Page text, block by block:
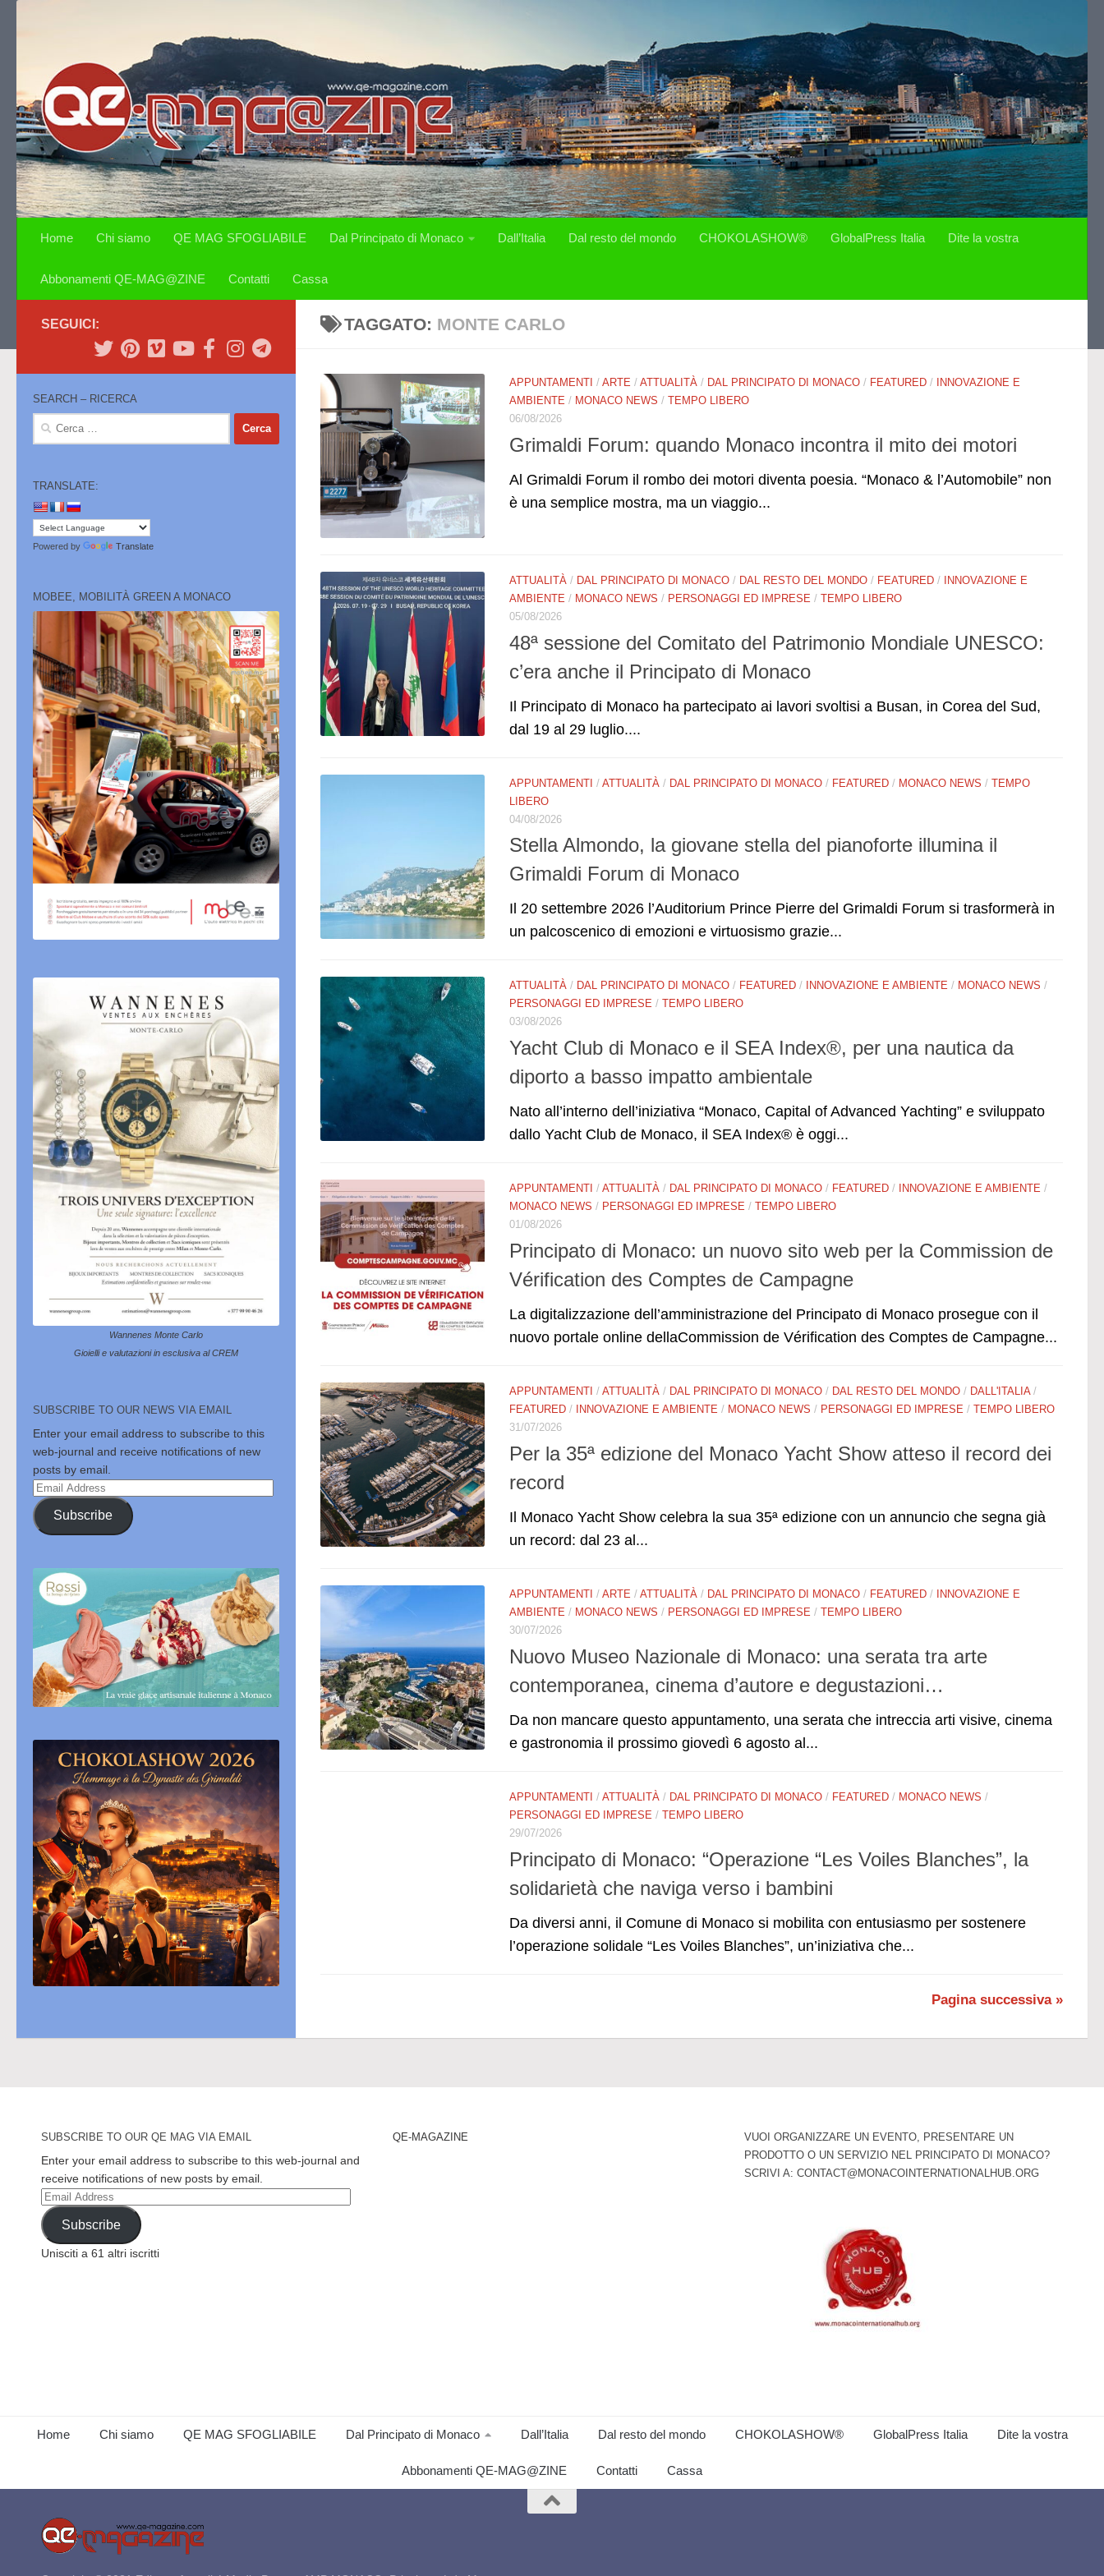
Home Chi siamo QE MAG SFOGLIABILE Dal Principato di Monaco Dall’Italia Dal resto del mondo CHOKOLASHOW® GlobalPress Italia Dite la vostra
Abbonamenti QE-MAG@ZINE Contatti Cassa
TAGGATO: MONTE CARLO
APPUNTAMENTI / ARTE / ATTUALITÀ / DAL PRINCIPATO DI MONACO / FEATURED / INNOVAZIONE E
AMBIENTE / MONACO NEWS / TEMPO LIBERO
06/08/2026
Grimaldi Forum: quando Monaco incontra il mito dei motori
Al Grimaldi Forum il rombo dei motori diventa poesia. “Monaco & l’Automobile” non
è una semplice mostra, ma un viaggio...
ATTUALITÀ / DAL PRINCIPATO DI MONACO / DAL RESTO DEL MONDO / FEATURED / INNOVAZIONE E
AMBIENTE / MONACO NEWS / PERSONAGGI ED IMPRESE / TEMPO LIBERO
05/08/2026
48ª sessione del Comitato del Patrimonio Mondiale UNESCO:
c’era anche il Principato di Monaco
Il Principato di Monaco ha partecipato ai lavori svoltisi a Busan, in Corea del Sud,
dal 19 al 29 luglio....
APPUNTAMENTI / ATTUALITÀ / DAL PRINCIPATO DI MONACO / FEATURED / MONACO NEWS / TEMPO
LIBERO
04/08/2026
Stella Almondo, la giovane stella del pianoforte illumina il
Grimaldi Forum di Monaco
Il 20 settembre 2026 l’Auditorium Prince Pierre del Grimaldi Forum si trasformerà in
un palcoscenico di emozioni e virtuosismo grazie...
ATTUALITÀ / DAL PRINCIPATO DI MONACO / FEATURED / INNOVAZIONE E AMBIENTE / MONACO NEWS /
PERSONAGGI ED IMPRESE / TEMPO LIBERO
03/08/2026
Yacht Club di Monaco e il SEA Index®, per una nautica da
diporto a basso impatto ambientale
Nato all’interno dell’iniziativa “Monaco, Capital of Advanced Yachting” e sviluppato
dallo Yacht Club de Monaco, il SEA Index® è oggi...
APPUNTAMENTI / ATTUALITÀ / DAL PRINCIPATO DI MONACO / FEATURED / INNOVAZIONE E AMBIENTE /
MONACO NEWS / PERSONAGGI ED IMPRESE / TEMPO LIBERO
01/08/2026
Principato di Monaco: un nuovo sito web per la Commission de
Vérification des Comptes de Campagne
La digitalizzazione dell’amministrazione del Principato di Monaco prosegue con il
nuovo portale online dellaCommission de Vérification des Comptes de Campagne...
APPUNTAMENTI / ATTUALITÀ / DAL PRINCIPATO DI MONACO / DAL RESTO DEL MONDO / DALL'ITALIA/
FEATURED / INNOVAZIONE E AMBIENTE / MONACO NEWS / PERSONAGGI ED IMPRESE / TEMPO LIBERO
31/07/2026
Per la 35ª edizione del Monaco Yacht Show atteso il record dei
record
Il Monaco Yacht Show celebra la sua 35ª edizione con un annuncio che segna già
un record: dal 23 al...
APPUNTAMENTI / ARTE / ATTUALITÀ / DAL PRINCIPATO DI MONACO / FEATURED /
INNOVAZIONE E
AMBIENTE / MONACO NEWS / PERSONAGGI ED IMPRESE / TEMPO LIBERO
30/07/2026
Nuovo Museo Nazionale di Monaco: una serata tra arte
contemporanea, cinema d’autore e degustazioni…
Da non mancare questo appuntamento, una serata che intreccia arti visive, cinema
e gastronomia il prossimo giovedì 6 agosto al...
APPUNTAMENTI / ATTUALITÀ / DAL PRINCIPATO DI MONACO / FEATURED / MONACO NEWS /
PERSONAGGI ED IMPRESE / TEMPO LIBERO
29/07/2026
Principato di Monaco: “Operazione “Les Voiles Blanches”, la
solidarietà che naviga verso i bambini
Da diversi anni, il Comune di Monaco si mobilita con entusiasmo per sostenere
l’operazione solidale “Les Voiles Blanches”, un’iniziativa che...
Pagina successiva »
SEGUICI:
SEARCH – RICERCA
Ricerca
TRANSLATE:
Powered by Translate
MOBEE, MOBILITÀ GREEN A MONACO
Wannenes Monte Carlo
Gioielli e valutazioni in esclusiva al CREM
SUBSCRIBE TO OUR NEWS VIA EMAIL
Enter your email address to subscribe to this
web-journal and receive notifications of new
posts by email.
Email
Address
Subscribe
SUBSCRIBE TO OUR QE MAG VIA EMAIL
Enter your email address to subscribe to this web-journal and
receive notifications of new posts by email.
Email
Address
Subscribe
Unisciti a 61 altri iscritti
QE-MAGAZINE
VUOI ORGANIZZARE UN EVENTO, PRESENTARE UN
PRODOTTO O UN SERVIZIO NEL PRINCIPATO DI MONACO?
SCRIVI A: CONTACT@MONACOINTERNATIONALHUB.ORG
Home Chi siamo QE MAG SFOGLIABILE Dal Principato di Monaco Dall’Italia Dal resto del mondo CHOKOLASHOW® GlobalPress Italia Dite la vostra
Abbonamenti QE-MAG@ZINE Contatti Cassa